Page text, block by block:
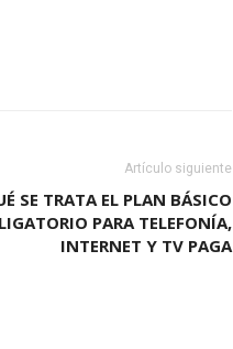
Artículo siguiente
SE TRATA EL PLAN BÁSICO
PARA TELEFONÍA,
INTERNET Y TV PAGA